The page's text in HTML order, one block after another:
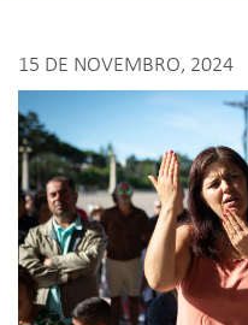
15 DE NOVEMBRO, 2024